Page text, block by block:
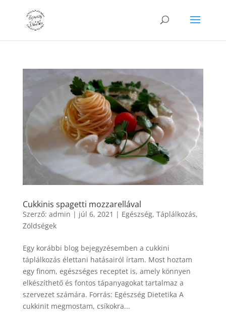
Cukkinis spagetti mozzarellával
Szerző: admin | júl 6, 2021 | Egészség, Táplálkozás,
Zöldségek
Egy korábbi blog bejegyzésemben a cukkini
táplálkozás élettani hatásairól írtam. Most hoztam
egy finom, egészséges receptet is, amely könnyen
elkészíthető és fontos tápanyagokat tartalmaz a
szervezet számára. Forrás: Egészség Dietetika A
cukkinit megmostam, csíkokra...